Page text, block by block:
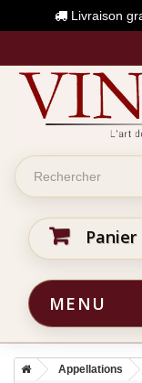
Livraison
Panier
MENU
Appellations